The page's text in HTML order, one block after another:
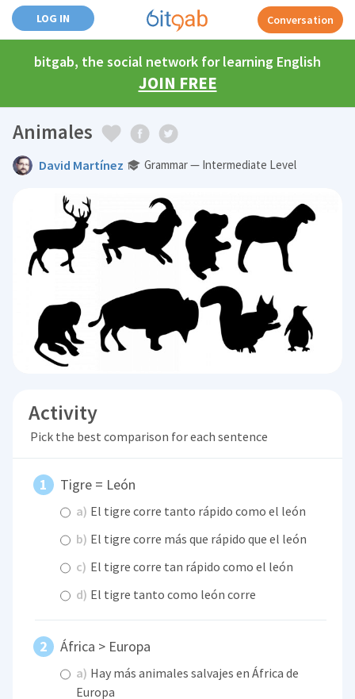
LOG IN Conversation
bitgab, the social network for learning English
JOIN FREE
Animales
David Martínez Grammar — Intermediate Level
Activity
Pick the best comparison for each sentence
Tigre = León
a) El tigre corre tanto rápido como el león
b) El tigre corre más que rápido que el león
c) El tigre corre tan rápido como el león
d) El tigre tanto como león corre
África > Europa
a) Hay más animales salvajes en África de
Europa